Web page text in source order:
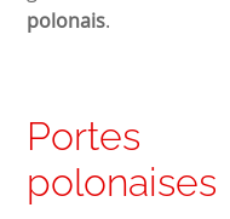
polonais.
Portes
polonaises